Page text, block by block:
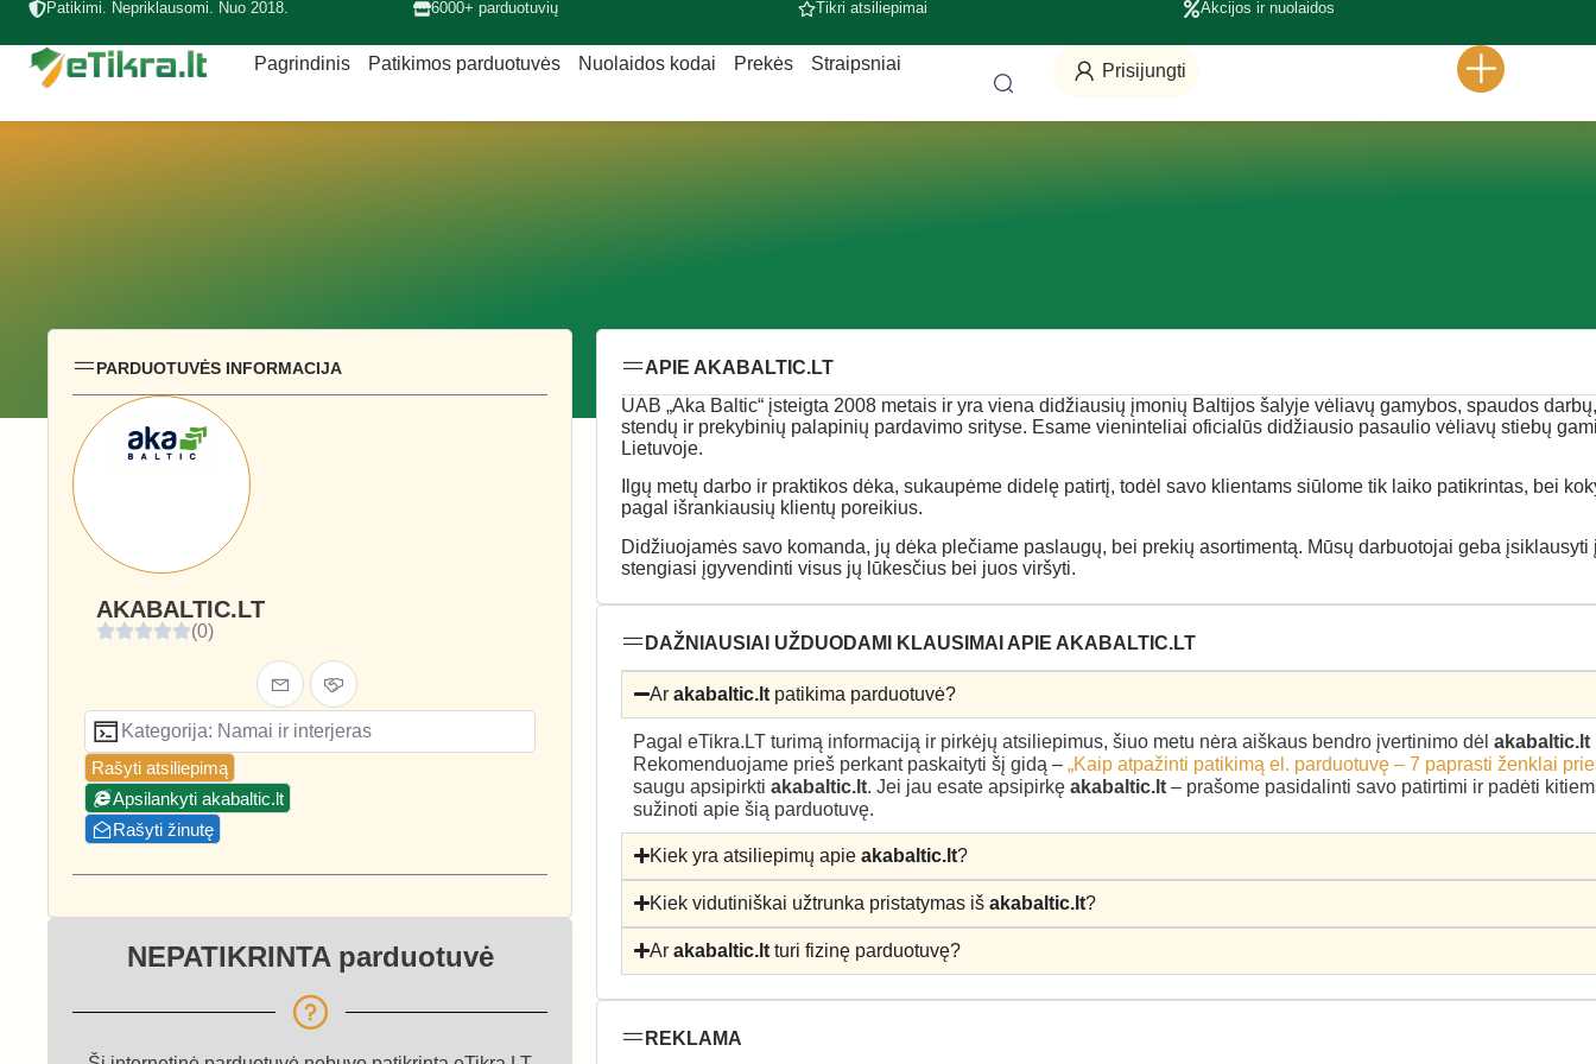
Patikimi. Nepriklausomi. Nuo 2018. 6000+ parduotuvių Tikri atsiliepimai Akcijos ir nuolaidos
Pagrindinis Patikimos parduotuvės Nuolaidos kodai Prekės Straipsniai Prisijungti
PARDUOTUVĖS INFORMACIJA
AKABALTIC.LT
(0)
Kategorija: Namai ir interjeras
Rašyti atsiliepimą
Apsilankyti akabaltic.lt
Rašyti žinutę
NEPATIKRINTA parduotuvė
APIE AKABALTIC.LT
UAB „Aka Baltic“ įsteigta 2008 metais ir yra viena didžiausių įmonių Baltijos šalyje vėliavų gamybos, spaudos
stendų ir prekybinių palapinių pardavimo srityse. Esame vieninteliai oficialūs didžiausio pasaulio vėliavų stiebų
Lietuvoje.
Ilgų metų darbo ir praktikos dėka, sukaupėme didelę patirtį, todėl savo klientams siūlome tik laiko patikrintas, bei
pagal išrankiausių klientų poreikius.
Didžiuojamės savo komanda, jų dėka plečiame paslaugų, bei prekių asortimentą. Mūsų darbuotojai geba
stengiasi įgyvendinti visus jų lūkesčius bei juos viršyti.
DAŽNIAUSIAI UŽDUODAMI KLAUSIMAI APIE AKABALTIC.LT
Arakabaltic.lt patikima parduotuvė?
Pagal eTikra.LT turimą informaciją ir pirkėjų atsiliepimus, šiuo metu nėra aiškaus bendro įvertinimo dėl akabaltic.lt
Rekomenduojame prieš perkant paskaityti šį gidą – „Kaip atpažinti patikimą el. parduotuvę – 7 paprasti ženklai
saugu apsipirkti akabaltic.lt. Jei jau esate apsipirkę akabaltic.lt – prašome pasidalinti savo patirtimi ir padėti
sužinoti apie šią parduotuvę.
Kiek yra atsiliepimų apieakabaltic.lt?
Kiek vidutiniškai užtrunka pristatymas išakabaltic.lt?
Arakabaltic.lt turi fizinę parduotuvę?
REKLAMA